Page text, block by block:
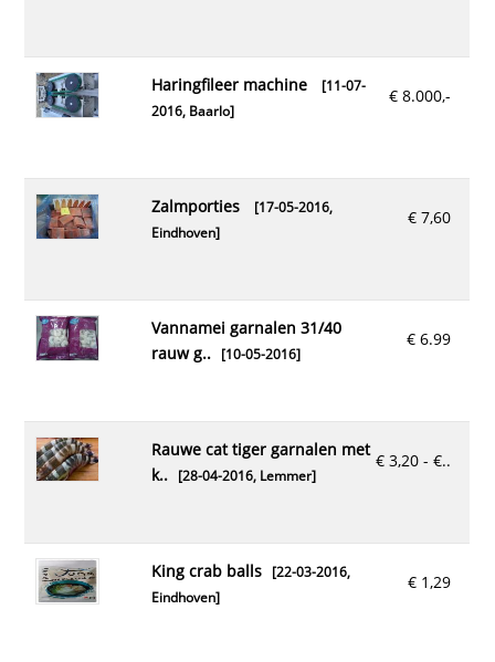
€ 8.000,-
haringfileer machine
[11-07-
2016, Baarlo]
€ 7,60
zalmporties
[17-05-2016,
Eindhoven]
€ 6.99
vannamei garnalen 31/40
rauw g..[10-05-2016]
€ 3,20 - €..
rauwe cat tiger garnalen met
k..[28-04-2016, Lemmer]
€ 1,29
king crab balls[22-03-2016,
Eindhoven]